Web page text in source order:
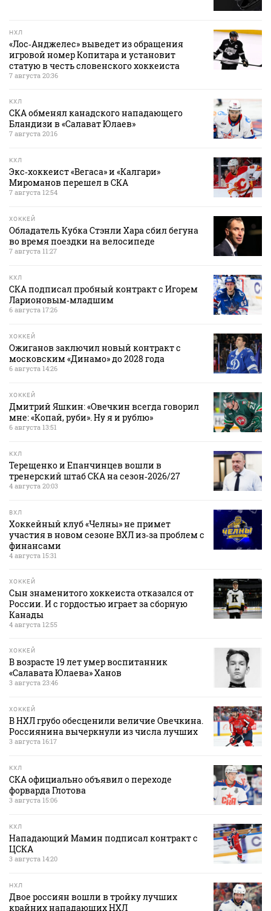
НХЛ
«Лос‑Анджелес» выведет из обращения
игровой номер Копитара и установит
статую в честь словенского хоккеиста
7 августа 20:36
КХЛ
СКА обменял канадского нападающего
Бландизи в «Салават Юлаев»
7 августа 20:16
КХЛ
Экс‑хоккеист «Вегаса» и «Калгари»
Мироманов перешел в СКА
7 августа 12:54
ХОККЕЙ
Обладатель Кубка Стэнли Хара сбил бегуна
во время поездки на велосипеде
7 августа 11:27
КХЛ
СКА подписал пробный контракт с Игорем
Ларионовым‑младшим
6 августа 17:26
ХОККЕЙ
Ожиганов заключил новый контракт с
московским «Динамо» до 2028 года
6 августа 14:26
ХОККЕЙ
Дмитрий Яшкин: «Овечкин всегда говорил
мне: «Копай, руби». Ну я и рублю»
6 августа 13:51
КХЛ
Терещенко и Епанчинцев вошли в
тренерский штаб СКА на сезон‑2026/27
4 августа 20:03
ВХЛ
Хоккейный клуб «Челны» не примет
участия в новом сезоне ВХЛ из‑за проблем с
финансами
4 августа 15:31
ХОККЕЙ
Сын знаменитого хоккеиста отказался от
России. И с гордостью играет за сборную
Канады
4 августа 12:55
ХОККЕЙ
В возрасте 19 лет умер воспитанник
«Салавата Юлаева» Ханов
3 августа 23:46
ХОККЕЙ
В НХЛ грубо обесценили величие Овечкина.
Россиянина вычеркнули из числа лучших
3 августа 16:17
КХЛ
СКА официально объявил о переходе
форварда Глотова
3 августа 15:06
КХЛ
Нападающий Мамин подписал контракт с
ЦСКА
3 августа 14:20
НХЛ
Двое россиян вошли в тройку лучших
крайних нападающих НХЛ